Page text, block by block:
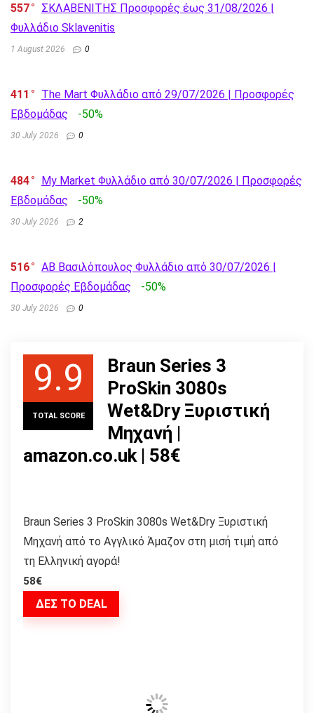
557
ΣΚΛΑΒΕΝΙΤΗΣ Προσφορές έως 31/08/2026 |
Φυλλάδιο Sklavenitis
1 August 2026 0
411
The Mart Φυλλάδιο από 29/07/2026 | Προσφορές
Εβδομάδας
-50%
30 July 2026 0
484
My Market Φυλλάδιο από 30/07/2026 | Προσφορές
Εβδομάδας
-50%
30 July 2026 2
516
AB Βασιλόπουλος Φυλλάδιο από 30/07/2026 |
Προσφορές Εβδομάδας
-50%
30 July 2026 0
9.9
TOTAL SCORE
Braun Series 3
ProSkin 3080s
Wet&Dry Ξυριστική
Μηχανή |
amazon.co.uk | 58€
Braun Series 3 ProSkin 3080s Wet&Dry Ξυριστική
Μηχανή από το Αγγλικό Άμαζον στη μισή τιμή από
τη Ελληνική αγορά!
58€
ΔΕΣ ΤΟ DEAL